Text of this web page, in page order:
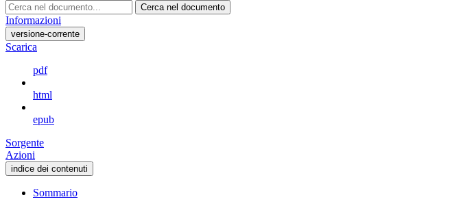
Cerca nel documento
Informazioni
versione-corrente
Scarica
pdf
html
epub
Sorgente
Azioni
indice dei contenuti
Sommario